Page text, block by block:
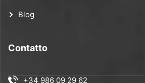
Blog
Contatto
+34 986 09 29 62